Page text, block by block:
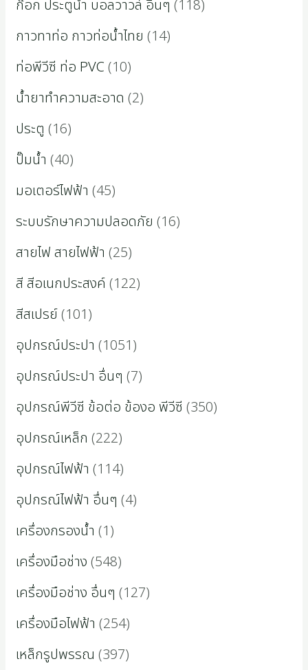
ก๊อก ประตูน้ำ บอลวาวล์ อื่นๆ 118
กาวทาท่อ กาวท่อน้ำไทย 14
ท่อพีวีซี ท่อ PVC 10
น้ำยาทำความสะอาด 2
ประตู 16
ปั๊มน้ำ 40
มอเตอร์ไฟฟ้า 45
ระบบรักษาความปลอดภัย 16
สายไฟ สายไฟฟ้า 25
สี สีอเนกประสงค์ 122
สีสเปรย์ 101
อุปกรณ์ประปา 1051
อุปกรณ์ประปา อื่นๆ 7
อุปกรณ์พีวีซี ข้อต่อ ข้องอ พีวีซี 350
อุปกรณ์เหล็ก 222
อุปกรณ์ไฟฟ้า 114
อุปกรณ์ไฟฟ้า อื่นๆ 4
เครื่องกรองน้ำ 1
เครื่องมือช่าง 548
เครื่องมือช่าง อื่นๆ 127
เครื่องมือไฟฟ้า 254
เหล็กรูปพรรณ 397